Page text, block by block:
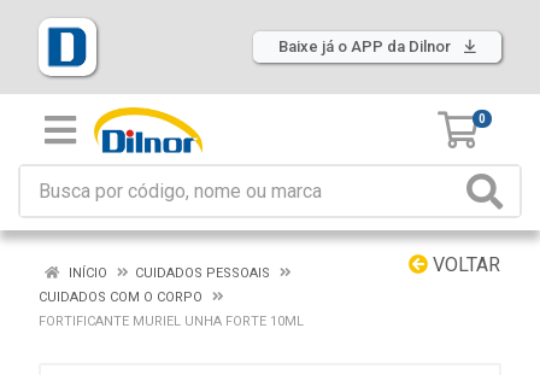
Baixe já o APP da Dilnor
0
VOLTAR
INÍCIO
CUIDADOS PESSOAIS
CUIDADOS COM O CORPO
FORTIFICANTE MURIEL UNHA FORTE 10ML